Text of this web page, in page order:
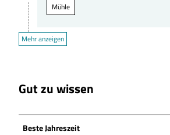
Mühle
Mehr anzeigen
Gut zu wissen
Beste Jahreszeit